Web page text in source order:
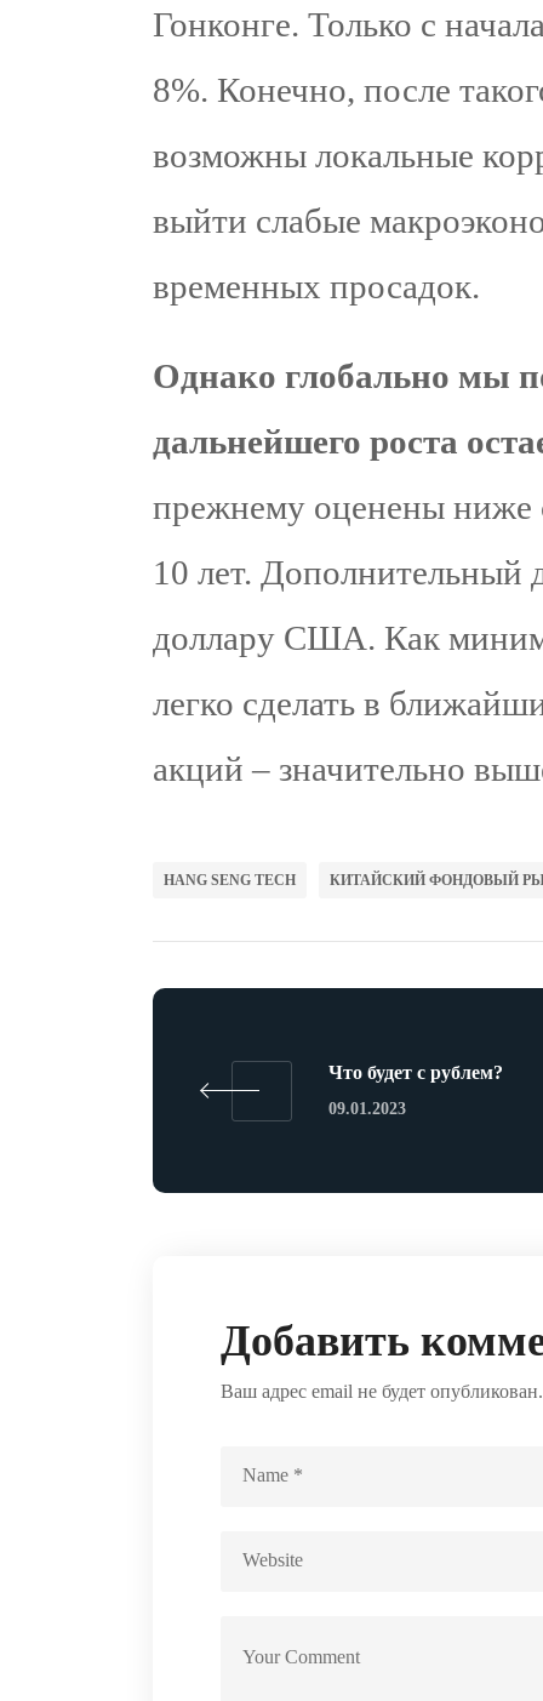
Гонконге. Только с
8%. Конечно, после
возможны локальные
выйти слабые
временных просадок.
Однако глобально мы
дальнейшего роста
прежнему оценены ниже
10 лет. Дополнительный
доллару США. Как
легко сделать в
акций – значительно
HANG SENG TECH КИТАЙСКИЙ ФОНДОВЫЙ
Что будет с рублем?
09.01.2023
Добавить
Ваш адрес email не будет опубликован.